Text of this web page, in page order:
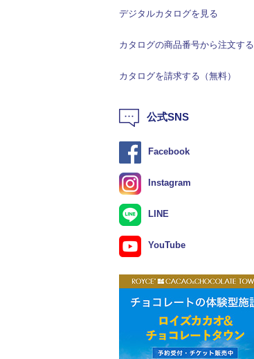
デジタルカタログを見る
カタログの商品番号から注文する
カタログを請求する（無料）
公式SNS
Facebook
Instagram
LINE
YouTube